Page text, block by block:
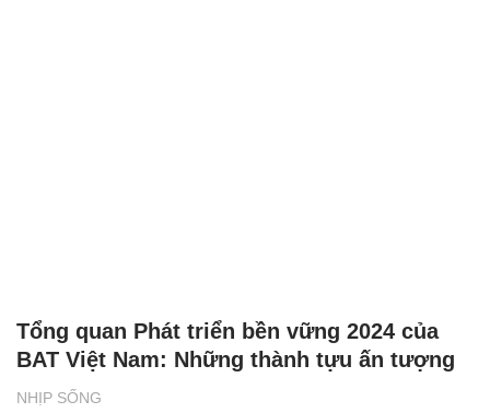
NHỊP SỐNG
Tổng quan Phát triển bền vững 2024 của
BAT Việt Nam: Những thành tựu ấn tượng